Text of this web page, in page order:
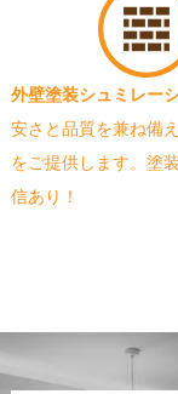
外壁塗装シュミレー
安さと品質を兼ね備
をご提供します。塗
信あり！